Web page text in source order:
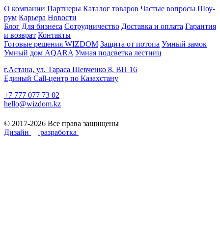
О компании Партнеры Каталог товаров Частые вопросы Шоу-
рум Карьера Новости
Блог Для бизнеса Сотрудничество Доставка и оплата Гарантия
и возврат Контакты
Готовые решения WIZDOM Защита от потопа Умный замок
Умный дом AQARA Умная подсветка лестниц
г.Астана, ул. Тараса Шевченко 8, ВП 16
Единый Call-центр по Казахстану
+7 777 077 73 02
hello@wizdom.kz
© 2017-2026 Все права защищены
Дизайн
разработка